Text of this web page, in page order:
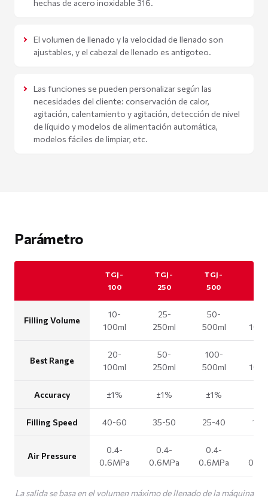
hechas de acero inoxidable 316.
El volumen de llenado y la velocidad de llenado son
ajustables, y el cabezal de llenado es antigoteo.
Las funciones se pueden personalizar según las
necesidades del cliente: conservación de calor,
agitación, calentamiento y agitación, detección de nivel
de líquido y modelos de alimentación automática,
modelos fáciles de limpiar, etc.
Parámetro
TGJ-
100
TGJ-
250
TGJ-
500
Filling Volume
10-
100ml
25-
250ml
50-
500ml
Best Range
20-
100ml
50-
250ml
100-
500ml
Accuracy ±1% ±1% ±1%
Filling Speed 40-60 35-50 25-40 15-
Air Pressure
0.4-
0.6MPa
0.4-
0.6MPa
0.4-
0.6MPa
La salida se basa en el volumen máximo de llenado de la máquina